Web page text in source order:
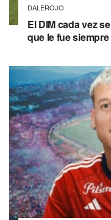
DALEROJO
El DIM cada vez
que le fue